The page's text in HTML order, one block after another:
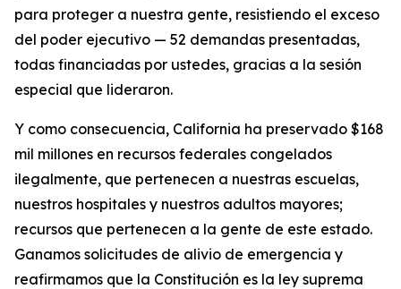
para proteger a nuestra gente, resistiendo el exceso
del poder ejecutivo — 52 demandas presentadas,
todas financiadas por ustedes, gracias a la sesión
especial que lideraron.
Y como consecuencia, California ha preservado $168
mil millones en recursos federales congelados
ilegalmente, que pertenecen a nuestras escuelas,
nuestros hospitales y nuestros adultos mayores;
recursos que pertenecen a la gente de este estado.
Ganamos solicitudes de alivio de emergencia y
reafirmamos que la Constitución es la ley suprema